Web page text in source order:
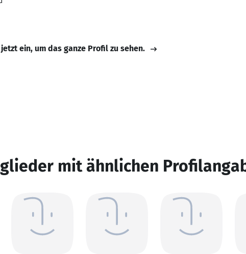
jetzt ein, um das ganze Profil zu sehen.
mit ähnlichen